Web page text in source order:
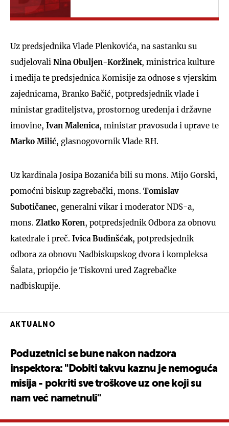
Uz predsjednika Vlade Plenkovića, na sastanku su
sudjelovali Nina Obuljen-Koržinek, ministrica kulture
i medija te predsjednica Komisije za odnose s vjerskim
zajednicama, Branko Bačić, potpredsjednik vlade i
ministar graditeljstva, prostornog uređenja i državne
imovine, Ivan Malenica, ministar pravosuđa i uprave te
Marko Milić, glasnogovornik Vlade RH.
Uz kardinala Josipa Bozanića bili su mons. Mijo Gorski,
pomoćni biskup zagrebački, mons. Tomislav
Subotičanec, generalni vikar i moderator NDS-a,
mons. Zlatko Koren, potpredsjednik Odbora za obnovu
katedrale i preč. Ivica Budinšćak, potpredsjednik
odbora za obnovu Nadbiskupskog dvora i kompleksa
Šalata, priopćio je Tiskovni ured Zagrebačke
nadbiskupije.
AKTUALNO
Poduzetnici se bune nakon nadzora
inspektora: "Dobiti takvu kaznu je nemoguća
misija - pokriti sve troškove uz one koji su
nam već nametnuli"